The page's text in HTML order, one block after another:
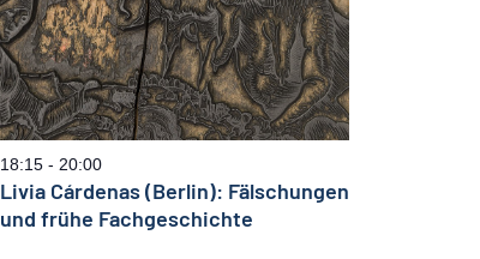
Livia Cárdenas (Berlin): Fälschungen
und frühe Fachgeschichte
18:15 - 20:00